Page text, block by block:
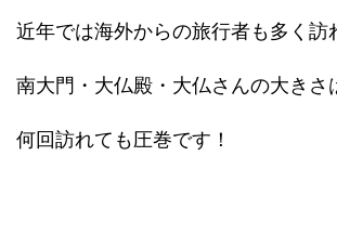
近年では海外からの旅行者も多く訪
南大門・大仏殿・大仏さんの大きさ
何回訪れても圧巻です！